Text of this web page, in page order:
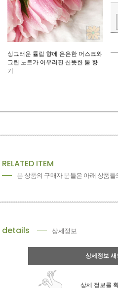
싱그러운 튤립 향에 은은한 머스크와
그린 노트가 어우러진 산뜻한 봄 향
기
RELATED ITEM
본 상품의 구매자 분들은 아래 상품들
details 상세정보
상세정보 새
상세 정보를